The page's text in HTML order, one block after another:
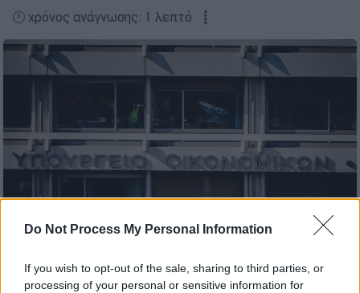
Do Not Process My Personal Information
If you wish to opt-out of the sale, sharing to third parties, or
processing of your personal or sensitive information for
🕛 χρόνος ανάγνωσης: 1 λεπτό ┋
Το κτίριο του υπουργείο Οικονομικών (ΚΟΝΤΑΡΙΝΗΣ ΓΙΩΡΓΟΣ/